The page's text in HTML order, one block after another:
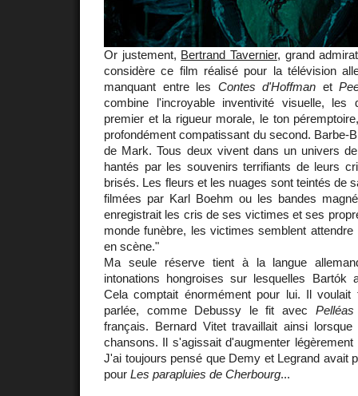
Or justement, Bertrand Tavernier, grand
considère ce film réalisé pour la télévision
manquant entre les Contes d'Hoffman et
combine l'incroyable inventivité visuelle, les
premier et la rigueur morale, le ton
profondément compatissant du second. Barbe-
de Mark. Tous deux vivent dans un univers
hantés par les souvenirs terrifiants de leurs
brisés. Les fleurs et les nuages sont teintés de
filmées par Karl Boehm ou les bandes
enregistrait les cris de ses victimes et ses
monde funèbre, les victimes semblent
en scène."
Ma seule réserve tient à la langue
intonations hongroises sur lesquelles Bartók
Cela comptait énormément pour lui. Il voulait
parlée, comme Debussy le fit avec
français. Bernard Vitet travaillait ainsi
chansons. Il s'agissait d'augmenter
J'ai toujours pensé que Demy et Legrand avait
pour Les parapluies de Cherbourg...